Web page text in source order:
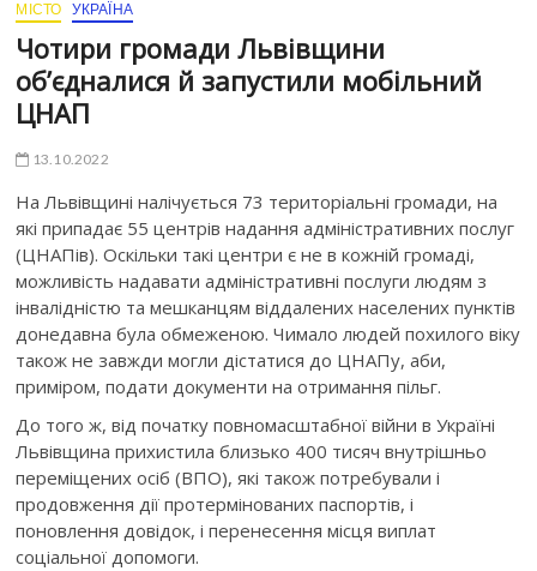
МІСТО УКРАЇНА
Чотири громади Львівщини
об’єдналися й запустили мобільний
ЦНАП
13.10.2022
На Львівщині налічується 73 територіальні громади, на
які припадає 55 центрів надання адміністративних послуг
(ЦНАПів). Оскільки такі центри є не в кожній громаді,
можливість надавати адміністративні послуги людям з
інвалідністю та мешканцям віддалених населених пунктів
донедавна була обмеженою. Чимало людей похилого віку
також не завжди могли дістатися до ЦНАПу, аби,
приміром, подати документи на отримання пільг.
До того ж, від початку повномасштабної війни в Україні
Львівщина прихистила близько 400 тисяч внутрішньо
переміщених осіб (ВПО), які також потребували і
продовження дії протермінованих паспортів, і
поновлення довідок, і перенесення місця виплат
соціальної допомоги.